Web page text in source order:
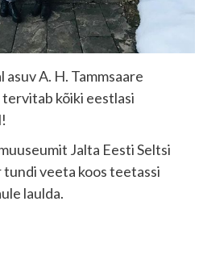
A. H. Tammsaare
tervitab kõiki eestlasi
Jalta Eesti Seltsi
tundi veeta koos teetassi
laulda.